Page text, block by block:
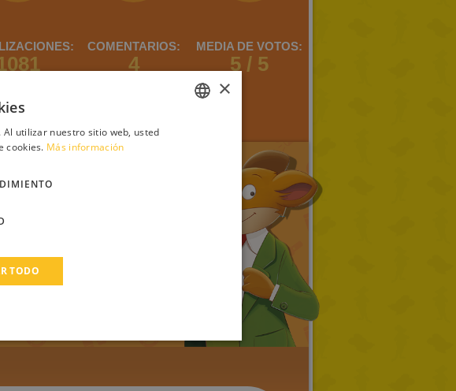
COMENTARIOS:
4
MEDIA DE VOTOS:
5 / 5
TURKISH
×
utilizar nuestro sitio web, usted
cookies. Más información
TODO